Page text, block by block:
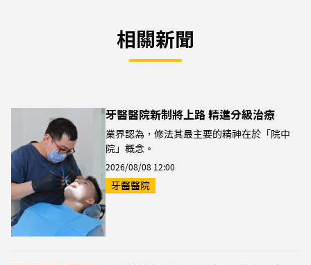
相關新聞
牙醫醫院新制將上路 精進分級治療
業界認為，修法其最主要的精神在於「院中
院」概念。
2026/08/08 12:00
牙醫醫院